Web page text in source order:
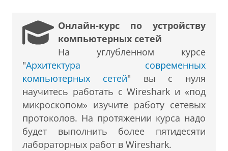
Онлайн-курс по устройству
компьютерных сетей
На углубленном курсе
"Архитектура современных
компьютерных сетей" вы с нуля
научитесь работать с Wireshark и «под
микроскопом» изучите работу сетевых
протоколов. На протяжении курса надо
будет выполнить более пятидесяти
лабораторных работ в Wireshark.